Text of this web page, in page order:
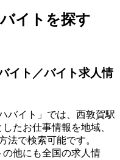
イトを探す
イト／バイト求人情
バイト」では、西敦賀駅
たお仕事情報を地域、
法で検索可能です。
他にも全国の求人情